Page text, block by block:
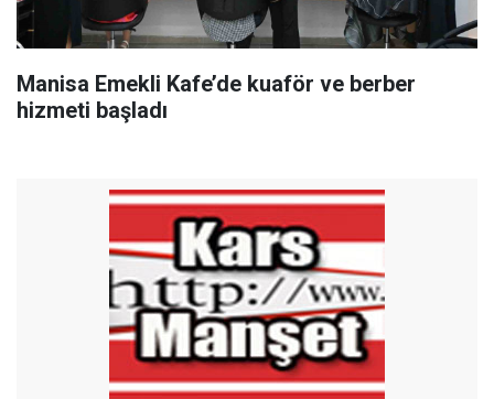
Manisa Emekli Kafe’de kuaför ve berber
hizmeti başladı